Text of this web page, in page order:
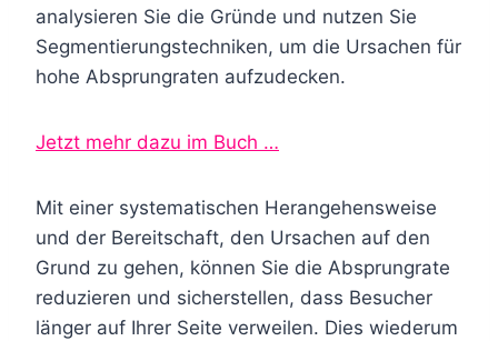
analysieren Sie die Gründe und nutzen Sie
Segmentierungstechniken, um die Ursachen für
hohe Absprungraten aufzudecken.
Jetzt mehr dazu im Buch …
Mit einer systematischen Herangehensweise
und der Bereitschaft, den Ursachen auf den
Grund zu gehen, können Sie die Absprungrate
reduzieren und sicherstellen, dass Besucher
länger auf Ihrer Seite verweilen. Dies wiederum